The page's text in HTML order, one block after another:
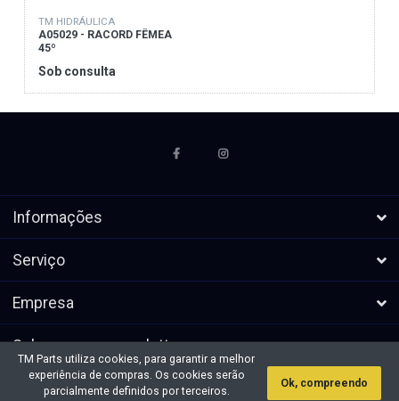
TM HIDRÁULICA
A05029 - RACORD FÊMEA
45º
Sob consulta
Informações
Serviço
Empresa
Subscrever a newsletters
* Todos os preços excl. IVA, mais
Direitos de autor &cópia; 2026 TM
TM Parts utiliza cookies, para garantir a melhor
experiência de compras. Os cookies serão
parcialmente definidos por terceiros.
Ok, compreendo